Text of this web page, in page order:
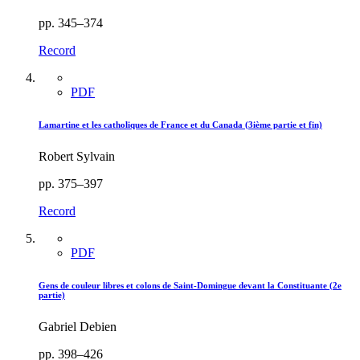
pp. 345–374
Record
PDF
Lamartine et les catholiques de France et du Canada (3ième partie et fin)
Robert Sylvain
pp. 375–397
Record
PDF
Gens de couleur libres et colons de Saint-Domingue devant la Constituante (2e
partie)
Gabriel Debien
pp. 398–426